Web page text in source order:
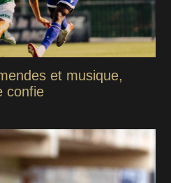
et musique,
confie